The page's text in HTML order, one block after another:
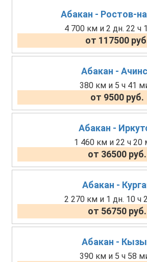
Абакан - Ростов-
4 700 км и 2 дн. 22 ч
от 117500
Абакан -
380 км и 5 ч 41
от 9500 руб.
Абакан -
1 460 км и 22 ч 20
от 36500 руб.
Абакан -
2 270 км и 1 дн. 10 ч
от 56750 руб.
Абакан -
390 км и 5 ч 58